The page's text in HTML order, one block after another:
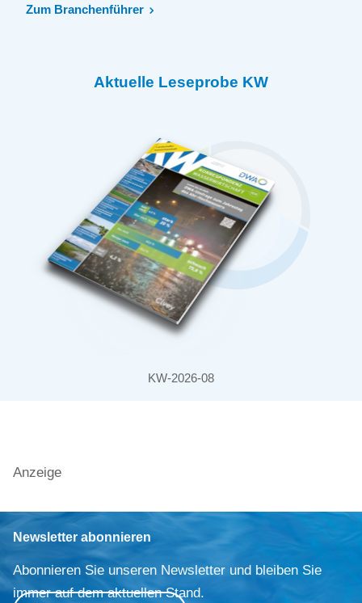
Zum Branchenführer
Aktuelle Leseprobe KW
KW-2026-08
Anzeige
Newsletter abonnieren
Abonnieren Sie unseren Newsletter und bleiben Sie
immer auf dem aktuellen Stand.